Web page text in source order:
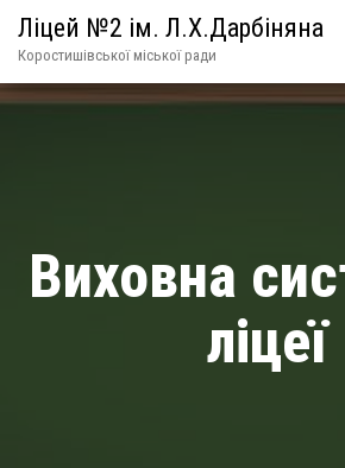
Ліцей №2 ім. Л.Х.Дарбіняна
Коростишівської міської ради
Виховна
ліцеї